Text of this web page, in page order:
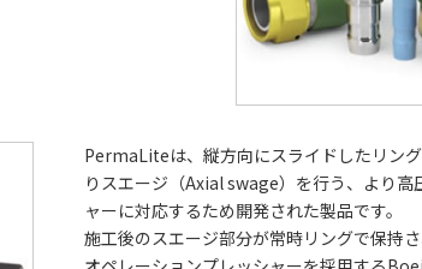
PermaLiteは、縦方向にスライドしたリン
りスエージ（Axial swage）を行う、より高
ャーに対応するため開発された製品です。
施工後のスエージ部分が常時リングで保持